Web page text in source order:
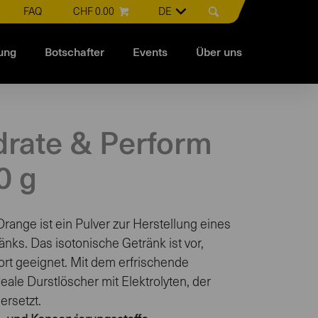
FAQ CHF 0.00 DE
Botschafter Events Über uns
& Perform
g
ist ein Pulver zur Herstellung eines
Das isotonische Getränk ist vor,
geeignet. Mit dem erfrischende
Durstlöscher mit Elektrolyten, der